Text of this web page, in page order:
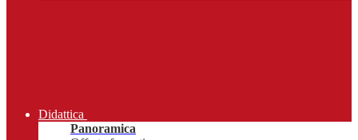
Didattica
Panoramica